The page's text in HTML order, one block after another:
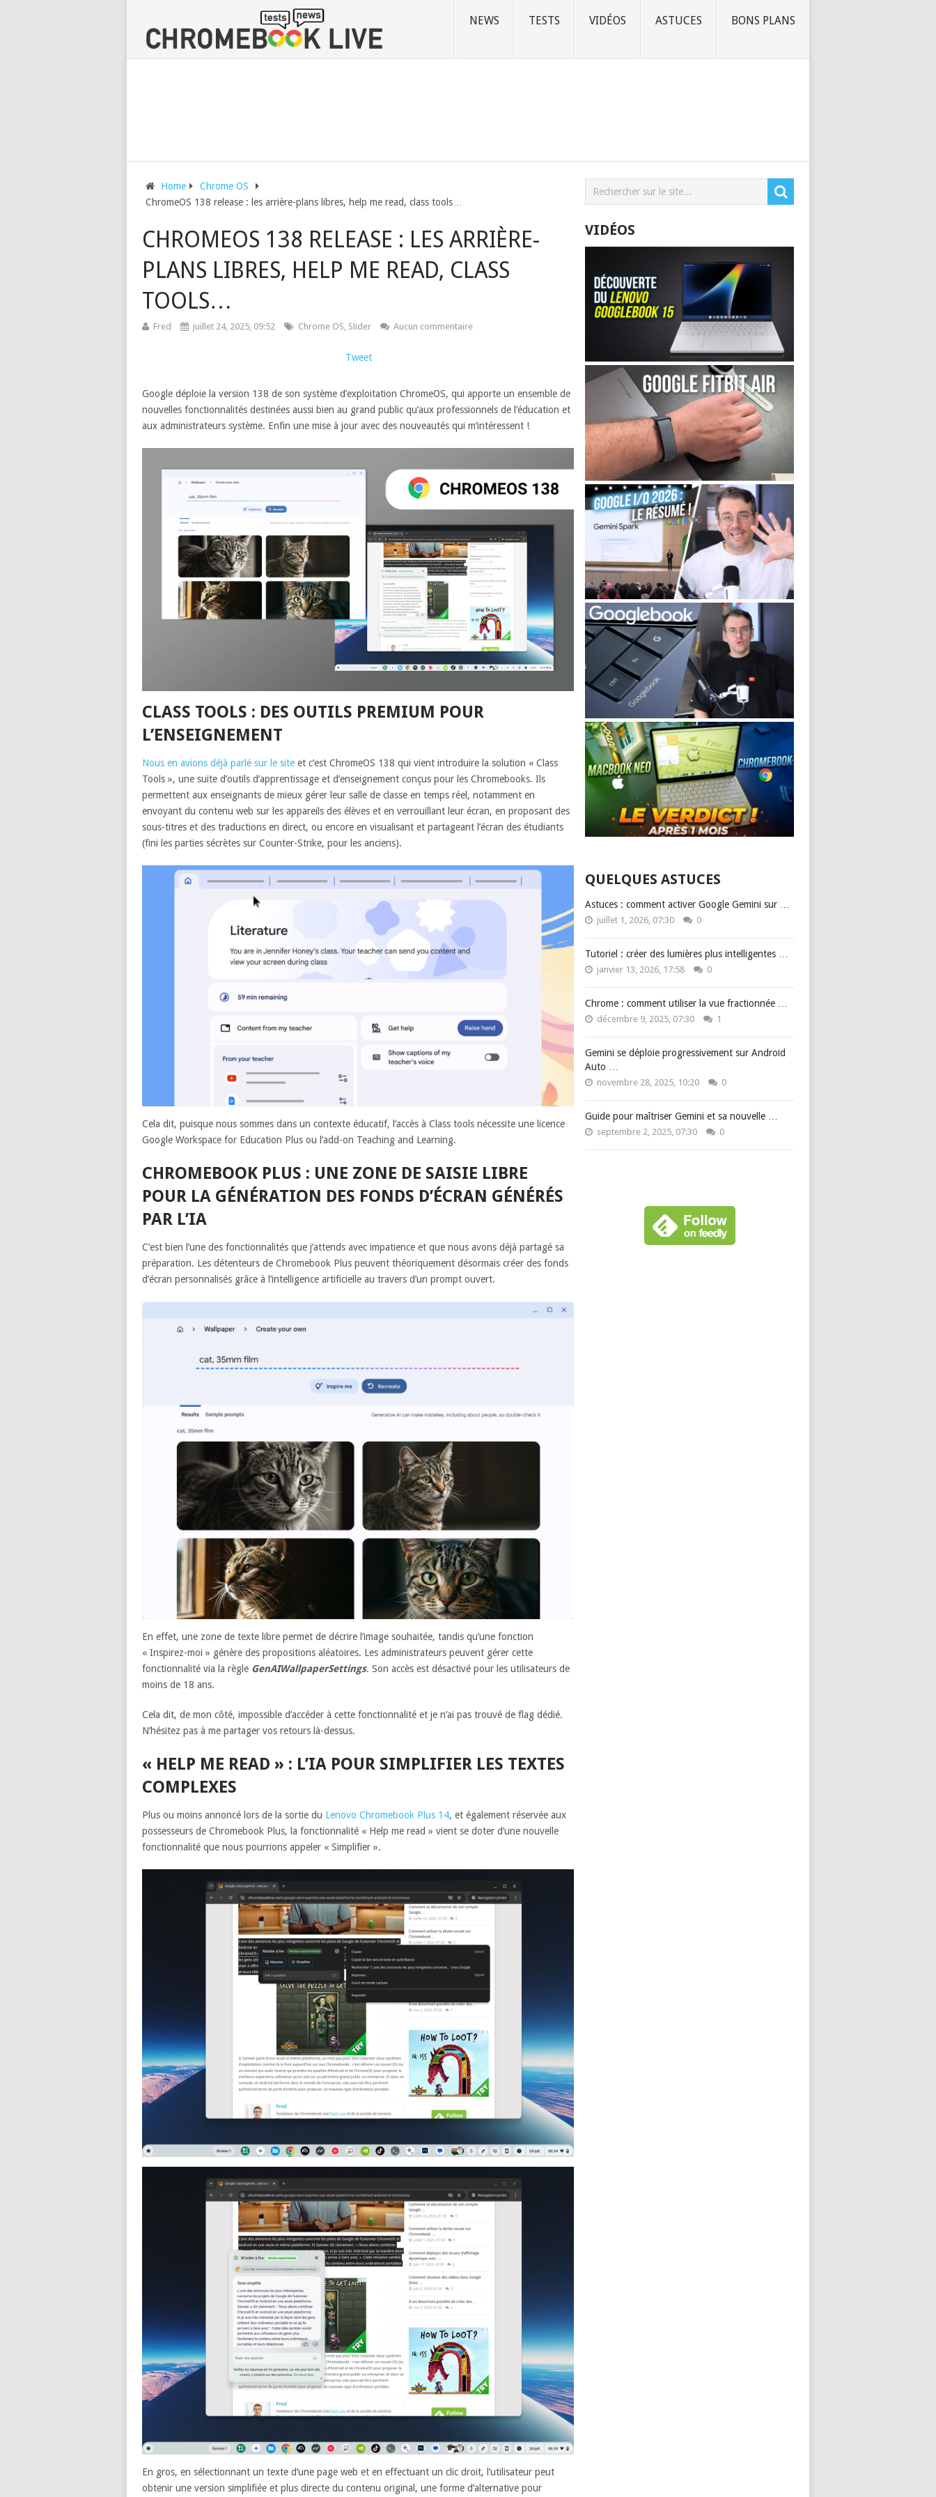
NEWS TESTS VIDÉOS ASTUCES BONS PLANS
Home
Chrome OS
ChromeOS 138 release : les arrière-plans libres, help me read, class tools…
CHROMEOS 138 RELEASE : LES ARRIÈRE-
PLANS LIBRES, HELP ME READ, CLASS
TOOLS…
Fred juillet 24, 2025, 09:52 Chrome OS, Slider Aucun commentaire
Tweet
Google déploie la version 138 de son système d’exploitation ChromeOS, qui apporte un ensemble de
nouvelles fonctionnalités destinées aussi bien au grand public qu’aux professionnels de l’éducation et
aux administrateurs système. Enfin une mise à jour avec des nouveautés qui m’intéressent !
CLASS TOOLS : DES OUTILS PREMIUM POUR
L’ENSEIGNEMENT
Nous en avions déjà parlé sur le siteet c’est ChromeOS 138 qui vient introduire la solution « Class
Tools », une suite d’outils d’apprentissage et d’enseignement conçus pour les Chromebooks. Ils
permettent aux enseignants de mieux gérer leur salle de classe en temps réel, notamment en
envoyant du contenu web sur les appareils des élèves et en verrouillant leur écran, en proposant des
sous-titres et des traductions en direct, ou encore en visualisant et partageant l’écran des étudiants
(fini les parties sécrètes sur Counter-Strike, pour les anciens).
Cela dit, puisque nous sommes dans un contexte éducatif, l’accès à Class tools nécessite une licence
Google Workspace for Education Plus ou l’add-on Teaching and Learning.
CHROMEBOOK PLUS : UNE ZONE DE SAISIE LIBRE
POUR LA GÉNÉRATION DES FONDS D’ÉCRAN GÉNÉRÉS
PAR L’IA
C’est bien l’une des fonctionnalités que j’attends avec impatience et que nous avons déjà partagé sa
préparation. Les détenteurs de Chromebook Plus peuvent théoriquement désormais créer des fonds
d’écran personnalisés grâce à l’intelligence artificielle au travers d’un prompt ouvert.
En effet, une zone de texte libre permet de décrire l’image souhaitée, tandis qu’une fonction
« Inspirez-moi » génère des propositions aléatoires. Les administrateurs peuvent gérer cette
fonctionnalité via la règle GenAIWallpaperSettings. Son accès est désactivé pour les utilisateurs de
moins de 18 ans.
Cela dit, de mon côté, impossible d’accéder à cette fonctionnalité et je n’ai pas trouvé de flag dédié.
N’hésitez pas à me partager vos retours là-dessus.
« HELP ME READ » : L’IA POUR SIMPLIFIER LES TEXTES
COMPLEXES
Plus ou moins annoncé lors de la sortie du Lenovo Chromebook Plus 14, et également réservée aux
possesseurs de Chromebook Plus, la fonctionnalité « Help me read » vient se doter d’une nouvelle
fonctionnalité que nous pourrions appeler « Simplifier ».
En gros, en sélectionnant un texte d’une page web et en effectuant un clic droit, l’utilisateur peut
obtenir une version simplifiée et plus directe du contenu original, une forme d’alternative pour
VIDÉOS
QUELQUES ASTUCES
Astuces : comment activer Google Gemini sur …
juillet 1, 2026, 07:30 0
Tutoriel : créer des lumières plus intelligentes …
janvier 13, 2026, 17:58 0
Chrome : comment utiliser la vue fractionnée …
décembre 9, 2025, 07:30 1
Gemini se déploie progressivement sur Android
Auto …
novembre 28, 2025, 10:20 0
Guide pour maîtriser Gemini et sa nouvelle …
septembre 2, 2025, 07:30 0